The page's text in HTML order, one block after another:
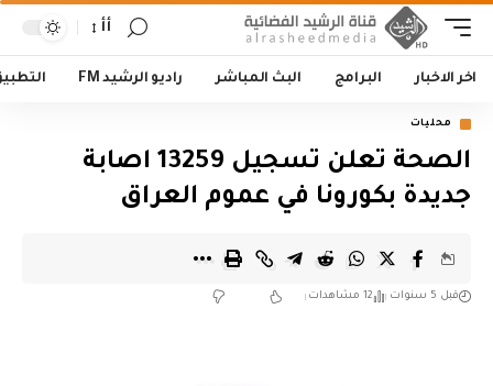
أأ
اخر الاخبار البرامج البث المباشر راديو الرشيد FM
محليات
الصحة تعلن تسجيل 13259 اصابة
جديدة بكورونا في عموم العراق
قبل 5 سنوات 12 مشاهدات